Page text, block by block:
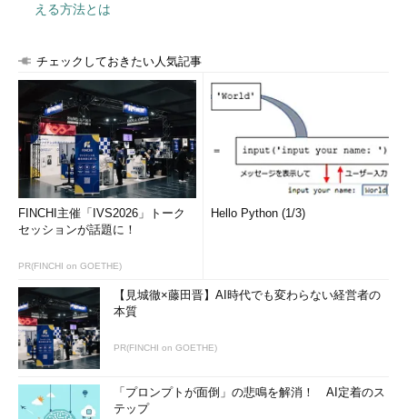
える方法とは
チェックしておきたい人気記事
FINCHI主催「IVS2026」トーク
セッションが話題に！
PR(FINCHI on GOETHE)
Hello Python (1/3)
【見城徹×藤田晋】AI時代でも変わらない経営者の
本質
PR(FINCHI on GOETHE)
「プロンプトが面倒」の悲鳴を解消！ AI定着のス
テップ